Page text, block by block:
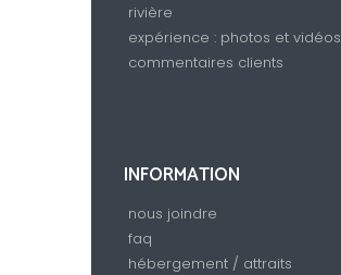
rivière
expérience : photos et vidéos
commentaires clients
INFORMATION
nous joindre
faq
hébergement / attraits